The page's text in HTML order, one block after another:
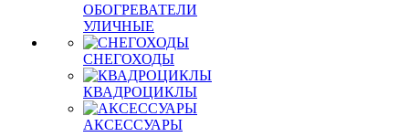
ОБОГРЕВАТЕЛИ
УЛИЧНЫЕ
СНЕГОХОДЫ
КВАДРОЦИКЛЫ
АКСЕССУАРЫ